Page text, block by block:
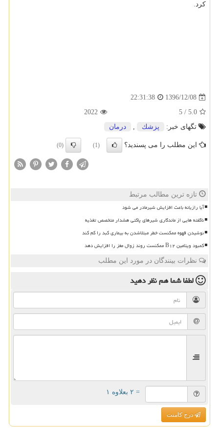
كرد.
1396/12/08
22:31:38
5.0
/
5
2022
تگهای خبر:
پزشك , درمان
این مطلب را می پسندید؟ (1)
(0)
تازه ترین مطالب مرتبط
آیا رازیانه باعث افزایش شیرمادر می شود
ناگفته هایی از ماندگاری شیرهای پاکتی هشدار متخصص تغذیه
نوشیدن قهوه ممکنست خطر مبتلاشدن به بیماری کبد را کم کند
کمبود ویتامین B۱۲ ممکنست روند زوال مغز را افزایش دهد
نظرات بینندگان در مورد این مطلب
لطفا شما همنظر دهید
= ۲ بعلاوه ۱
درج کامنت